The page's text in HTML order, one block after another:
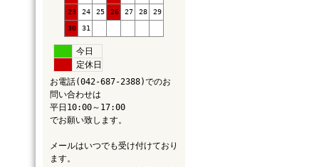
23 24 25 26 27 28 29
30 31
今日
定休日
お電話(042-687-2388)でのお
問い合わせは
平日10:00～17:00
でお願い致します。
メールはいつでも受け付けており
ます。